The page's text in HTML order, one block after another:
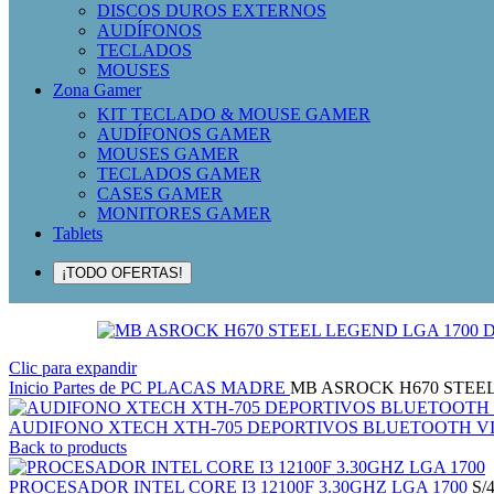
DISCOS DUROS EXTERNOS
AUDÍFONOS
TECLADOS
MOUSES
Zona Gamer
KIT TECLADO & MOUSE GAMER
AUDÍFONOS GAMER
MOUSES GAMER
TECLADOS GAMER
CASES GAMER
MONITORES GAMER
Tablets
¡TODO OFERTAS!
Clic para expandir
Inicio Partes de PC PLACAS MADRE MB ASROCK H670
AUDIFONO XTECH XTH-705 DEPORTIVOS BLUETOOTH
Back to products
PROCESADOR INTEL CORE I3 12100F 3.30GHZ LGA 1700 S/